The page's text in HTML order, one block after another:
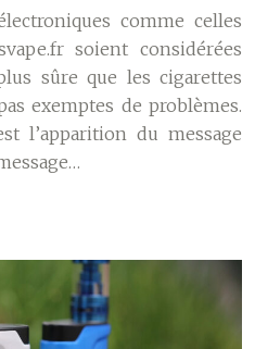
comme celles
soient considérées
sûre que les cigarettes
exemptes de problèmes.
l’apparition du message